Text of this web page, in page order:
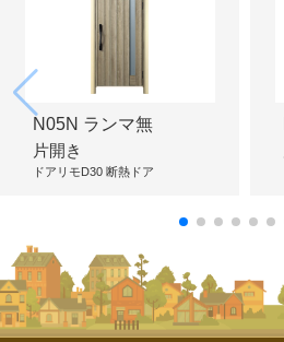
N05N ランマ無
片開き
ドアリモD30 断熱ドア